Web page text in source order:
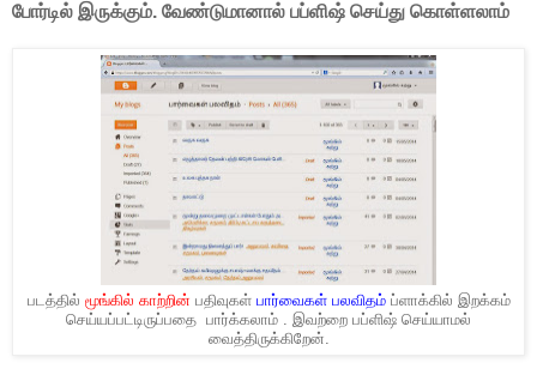
போர்டில் இருக்கும். வேண்டுமானால் பப்ளிஷ் செய்து கொள்ளலாம்
படத்தில் மூங்கில் காற்றின் பதிவுகள் பார்வைகள் பலவிதம்ப்ளாக்கில் இறக்கம்
செய்யப்பட்டிருப்பதை பார்க்கலாம் . இவற்றை பப்ளிஷ் செய்யாமல்
வைத்திருக்கிறேன்.